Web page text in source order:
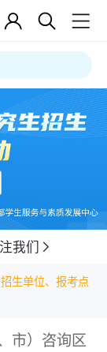
我们
生单位、报考点
市）咨询区